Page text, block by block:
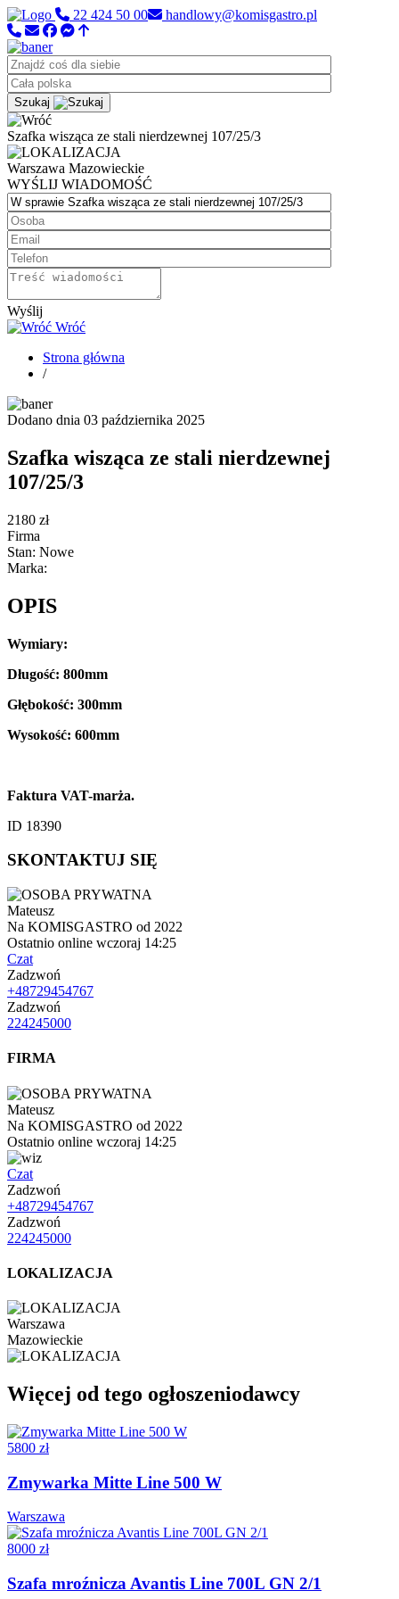
22 424 50 00 handlowy@komisgastro.pl
Szukaj
Szafka wisząca ze stali nierdzewnej 107/25/3
Warszawa Mazowieckie
WYŚLIJ WIADOMOŚĆ
Wyślij
Wróć
Strona główna
/
Dodano dnia 03 października 2025
Szafka wisząca ze stali nierdzewnej
107/25/3
2180 zł
Firma
Stan: Nowe
Marka:
OPIS
Wymiary:
Długość: 800mm
Głębokość: 300mm
Wysokość: 600mm
Faktura VAT-marża.
ID 18390
SKONTAKTUJ SIĘ
Mateusz
Na KOMISGASTRO od 2022
Ostatnio online wczoraj 14:25
Czat
Zadzwoń
+48729454767
Zadzwoń
224245000
FIRMA
Mateusz
Na KOMISGASTRO od 2022
Ostatnio online wczoraj 14:25
Czat
Zadzwoń
+48729454767
Zadzwoń
224245000
LOKALIZACJA
Warszawa
Mazowieckie
Więcej od tego ogłoszeniodawcy
5800 zł
Zmywarka Mitte Line 500 W
Warszawa
8000 zł
Szafa mroźnicza Avantis Line 700L GN 2/1